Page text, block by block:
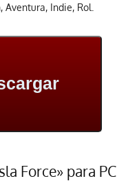
Aventura, Indie, Rol.
Force» para PC